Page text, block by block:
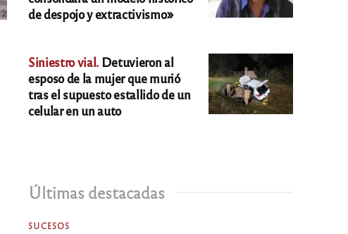
de despojo y extractivismo»
Siniestro vial. Detuvieron al
esposo de la mujer que murió
tras el supuesto estallido de un
celular en un auto
Últimas destacadas
SUCESOS